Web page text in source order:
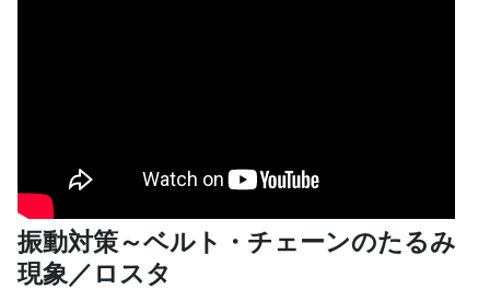
振動対策～ベルト・チェーンのたるみ
現象／ロスタ